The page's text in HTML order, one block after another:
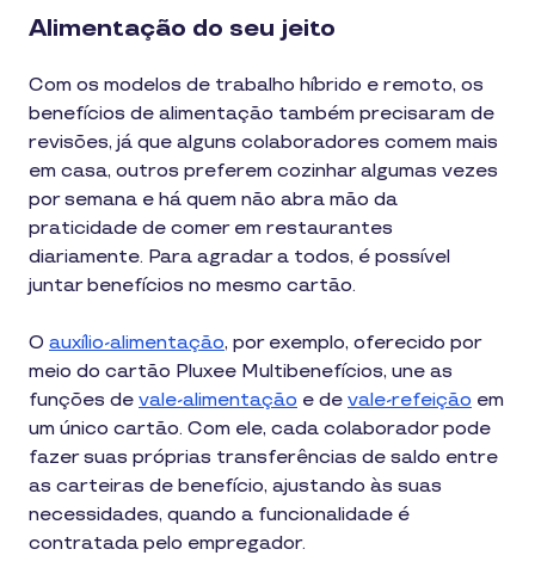
Alimentação do seu jeito
Com os modelos de trabalho híbrido e remoto, os
benefícios de alimentação também precisaram de
revisões, já que alguns colaboradores comem mais
em casa, outros preferem cozinhar algumas vezes
por semana e há quem não abra mão da
praticidade de comer em restaurantes
diariamente. Para agradar a todos, é possível
juntar benefícios no mesmo cartão.
O auxílio-alimentação, por exemplo, oferecido por
meio do cartão Pluxee Multibenefícios, une as
funções de vale-alimentação e de vale-refeição em
um único cartão. Com ele, cada colaborador pode
fazer suas próprias transferências de saldo entre
as carteiras de benefício, ajustando às suas
necessidades, quando a funcionalidade é
contratada pelo empregador.